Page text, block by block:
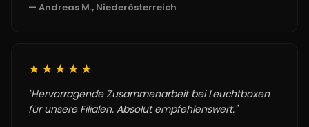
— Andreas M., Niederösterreich
★★★★★
"Hervorragende Zusammenarbeit bei Leuchtboxen
für unsere Filialen. Absolut empfehlenswert."